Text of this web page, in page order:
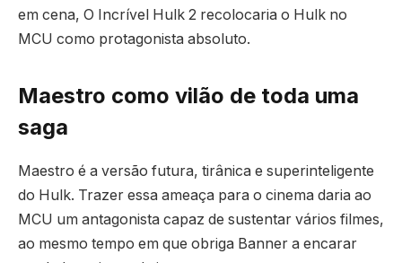
em cena, O Incrível Hulk 2 recolocaria o Hulk no
MCU como protagonista absoluto.
Maestro como vilão de toda uma
saga
Maestro é a versão futura, tirânica e superinteligente
do Hulk. Trazer essa ameaça para o cinema daria ao
MCU um antagonista capaz de sustentar vários filmes,
ao mesmo tempo em que obriga Banner a encarar